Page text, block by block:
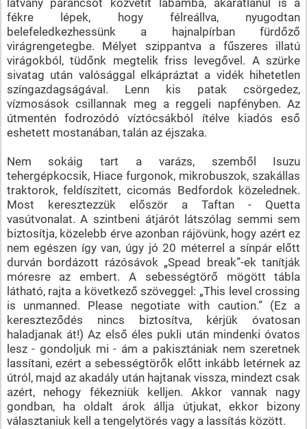
látvány parancsot közvetít lábamba, akaratlanul is a
fékre lépek, hogy félreállva, nyugodtan
belefeledkezhessünk a hajnalpírban fürdőző
virágrengetegbe. Mélyet szippantva a fűszeres illatú
virágokból, tüdőnk megtelik friss levegővel. A szürke
sivatag után valósággal elkápráztat a vidék hihetetlen
színgazdagságával. Lenn kis patak csörgedez,
vízmosások csillannak meg a reggeli napfényben. Az
útmentén fodrozódó víztócsákból ítélve kiadós eső
eshetett mostanában, talán az éjszaka.
Nem sokáig tart a varázs, szemből Isuzu
tehergépkocsik, Hiace furgonok, mikrobuszok, szakállas
traktorok, feldíszített, cicomás Bedfordok közelednek.
Most keresztezzük először a Taftan - Quetta
vasútvonalat. A szintbeni átjárót látszólag semmi sem
biztosítja, közelebb érve azonban rájövünk, hogy azért ez
nem egészen így van, úgy jó 20 méterrel a sínpár előtt
durván bordázott rázósávok „Spead break”-ek tanítják
móresre az embert. A sebességtörő mögött tábla
látható, rajta a következő szöveggel: „This level crossing
is unmanned. Please negotiate with caution.” (Ez a
kereszteződés nincs biztosítva, kérjük óvatosan
haladjanak át!) Az első éles pukli után mindenki óvatos
lesz - gondoljuk mi - ám a pakisztániak nem szeretnek
lassítani, ezért a sebességtörők előtt inkább letérnek az
útról, majd az akadály után hajtanak vissza, mindezt csak
azért, nehogy fékezniük kelljen. Akkor vannak nagy
gondban, ha oldalt árok állja útjukat, ekkor bizony
választaniuk kell a tengelytörés vagy a lassítás között.